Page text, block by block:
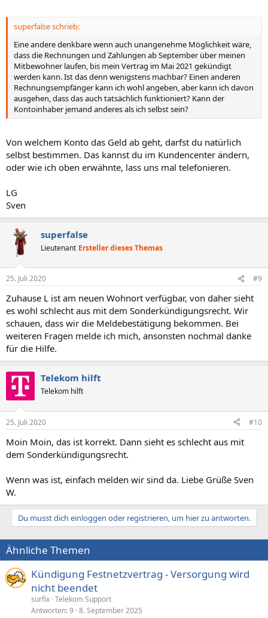
superfalse schrieb:
Eine andere denkbare wenn auch unangenehme Möglichkeit wäre,
dass die Rechnungen und Zahlungen ab September über meinen
Mitbewohner laufen, bis mein Vertrag im Mai 2021 gekündigt
werden kann. Ist das denn wenigstens machbar? Einen anderen
Rechnungsempfänger kann ich wohl angeben, aber kann ich davon
ausgehen, dass das auch tatsächlich funktioniert? Kann der
Kontoinhaber jemand anderes als ich selbst sein?
Von welchem Konto das Geld ab geht, darfst du natürlich
selbst bestimmen. Das kannst du im Kundencenter ändern,
oder wie ich oben erwähnte, lass uns mal telefonieren.
LG
Sven
superfalse
Lieutenant Ersteller dieses Themas
25. Juli 2020 #9
Zuhause L ist am neuen Wohnort verfügbar, von daher sieht
es wohl schlecht aus mit dem Sonderkündigungsrecht. Wir
schauen, dass wir die Meldebestätigung bekommen. Bei
weiteren Fragen melde ich mich, ansonsten nochmal danke
für die Hilfe.
Telekom hilft
Telekom hilft
25. Juli 2020 #10
Moin Moin, das ist korrekt. Dann sieht es schlecht aus mit
dem Sonderkündigungsrecht.
Wenn was ist, einfach melden wir sind da. Liebe Grüße Sven
W.
Du musst dich einloggen oder registrieren, um hier zu antworten.
Ähnliche Themen
Kündigung Festnetzvertrag - Versorgung wird
nicht beendet
surfix Telekom Support
Antworten 9 8. September 2025